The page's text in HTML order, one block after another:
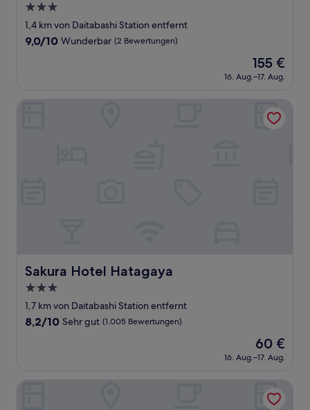
3.0-
Sterne-
Unterkunft
1,4 km von Daitabashi Station entfernt
9.0
Bewertungen)
9,0/10 Wunderbar (2 Bewertungen)
Der
Preis
beträgt
155 €
16. Aug.–17. Aug.
Sakura Hotel Hatagaya
Sakura Hotel Hatagaya
3.0-
Sterne-
Unterkunft
1,7 km von Daitabashi Station entfernt
8.2
(1.005
8,2/10 Sehr gut (1.005 Bewertungen)
Der
Preis
beträgt
60 €
16. Aug.–17. Aug.